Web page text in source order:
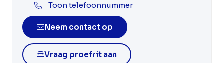
Toon telefoonnummer
Neem contact op
Vraag proefrit aan